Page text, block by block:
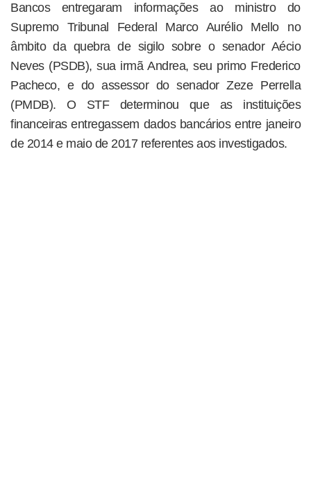
Bancos entregaram informações ao ministro do
Supremo Tribunal Federal Marco Aurélio Mello no
âmbito da quebra de sigilo sobre o senador Aécio
Neves (PSDB), sua irmã Andrea, seu primo Frederico
Pacheco, e do assessor do senador Zeze Perrella
(PMDB). O STF determinou que as instituições
financeiras entregassem dados bancários entre janeiro
de 2014 e maio de 2017 referentes aos investigados.